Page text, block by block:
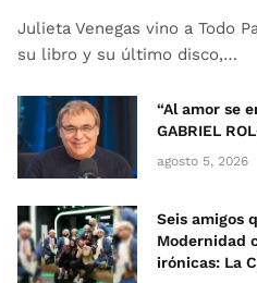
Julieta Venegas vino a Todo
su libro y su último disco,…
“Al amor se
GABRIEL
agosto 5, 2026
Seis amigos
Modernidad
irónicas: La